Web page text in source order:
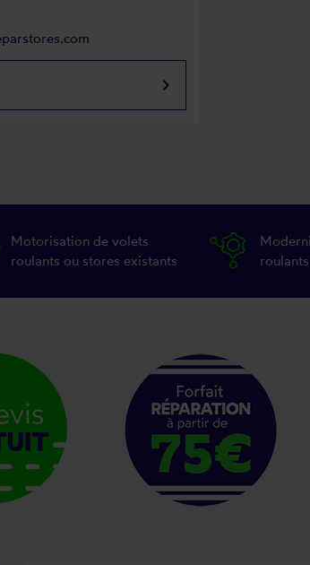
keyboard_arrow_right
Motorisation de volets
roulants ou stores existants